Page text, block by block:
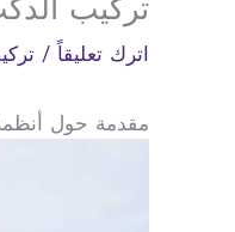
تركيب
اترك تعليقاً /
مقدمة حول